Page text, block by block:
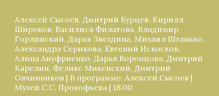
Алексей Сысоев, Дмитрий Бурцев, Кирилл
Широков, Василиса Филатова, Владимир
Горлинский, Дарья Звездина, Михаил Штанько,
Александра Серикова, Евгений Искосков,
Алина Ануфриенко, Дарья Воронцова, Дмитрий
Карелин, Феликс Микенский, Дмитрий
Овчинников | В программе: Алексей Сысоев |
Музей С.С. Прокофьева | 18:00